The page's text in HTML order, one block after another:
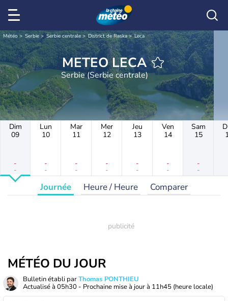
Météo Serbie Serbie centrale District de Raska Leca
METEO LECA
Serbie (Serbie centrale)
Dim
09
-
-
Lun
10
-
-
Mar
11
-
-
Mer
12
-
-
Jeu
13
-
-
Ven
14
-
-
Sam
15
-
-
Journée Heure / Heure Comparer
MÉTÉO DU JOUR
Bulletin établi parThomas PONTHIEU
Actualisé à 05h30 - Prochaine mise à jour à 11h45 (heure locale)